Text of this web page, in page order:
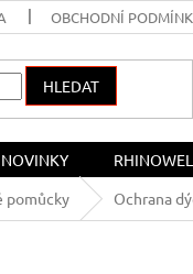
OBCHODNÍ
HLEDAT
NOVINKY
pomůcky Ochrana